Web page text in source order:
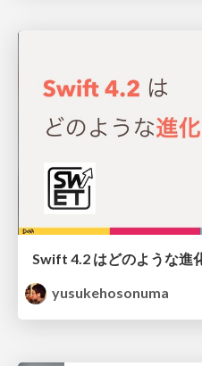
yusukehosonuma